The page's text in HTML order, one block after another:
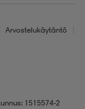
Arvostelukäytäntö
1515574-2